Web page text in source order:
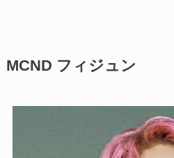
MCND フィジュン